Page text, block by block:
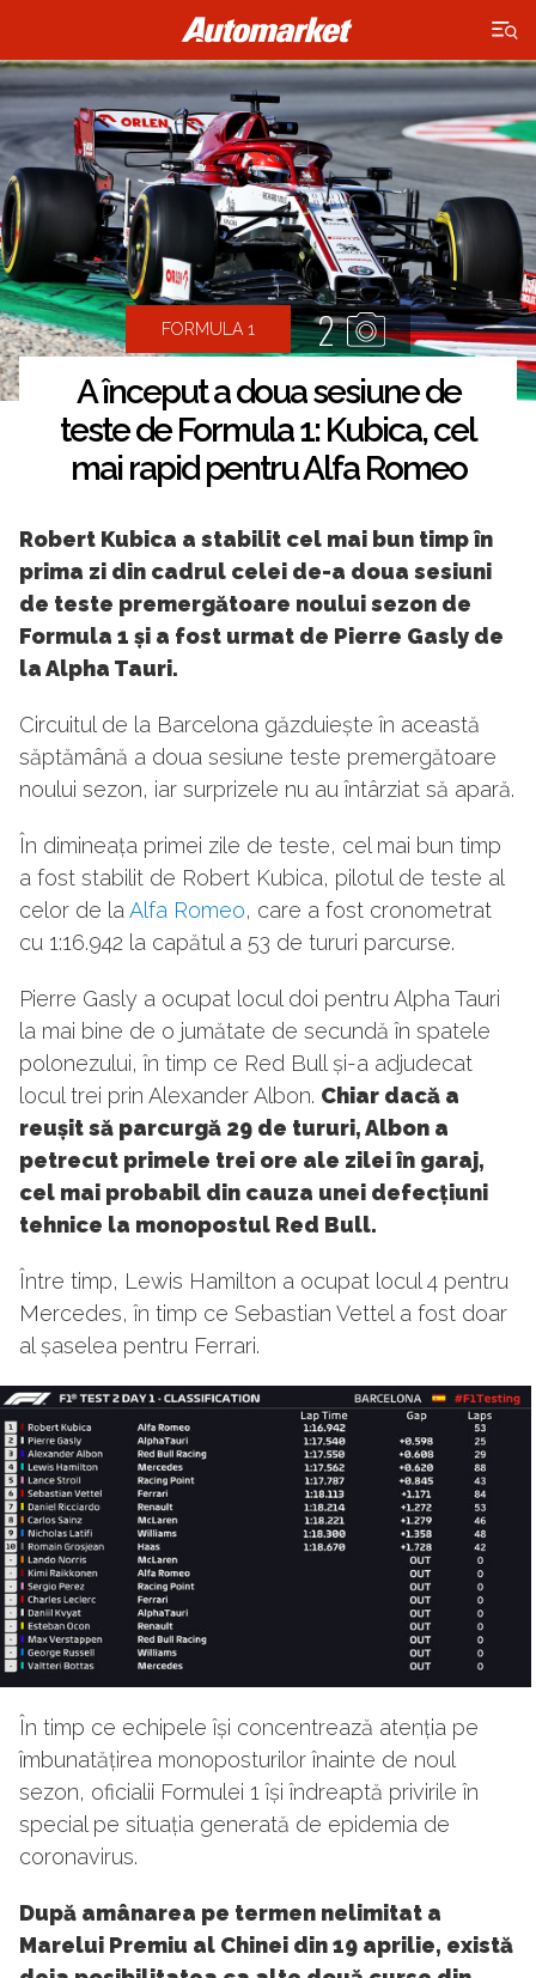
×
FORMULA 1 2
A început a doua sesiune de
teste de Formula 1: Kubica, cel
mai rapid pentru Alfa Romeo
Robert Kubica a stabilit cel mai bun timp în
prima zi din cadrul celei de-a doua sesiuni
de teste premergătoare noului sezon de
Formula 1 și a fost urmat de Pierre Gasly de
la Alpha Tauri.
Circuitul de la Barcelona găzduiește în această
săptămână a doua sesiune teste premergătoare
noului sezon, iar surprizele nu au întârziat să apară.
În dimineața primei zile de teste, cel mai bun timp
a fost stabilit de Robert Kubica, pilotul de teste al
celor de laAlfa Romeo, care a fost cronometrat
cu 1:16.942 la capătul a 53 de tururi parcurse.
Pierre Gasly a ocupat locul doi pentru Alpha Tauri
la mai bine de o jumătate de secundă în spatele
polonezului, în timp ce Red Bull și-a adjudecat
locul trei prin Alexander Albon. Chiar dacă a
reușit să parcurgă 29 de tururi, Albon a
petrecut primele trei ore ale zilei în garaj,
cel mai probabil din cauza unei defecțiuni
tehnice la monopostul Red Bull.
Între timp, Lewis Hamilton a ocupat locul 4 pentru
Mercedes, în timp ce Sebastian Vettel a fost doar
al șaselea pentru Ferrari.
În timp ce echipele își concentrează atenția pe
îmbunatățirea monoposturilor înainte de noul
sezon, oficialii Formulei 1 își îndreaptă privirile în
special pe situația generată de epidemia de
coronavirus.
După amânarea pe termen nelimitat a
Marelui Premiu al Chinei din 19 aprilie, există